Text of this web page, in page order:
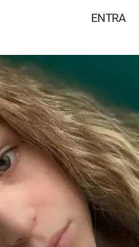
ENTRA